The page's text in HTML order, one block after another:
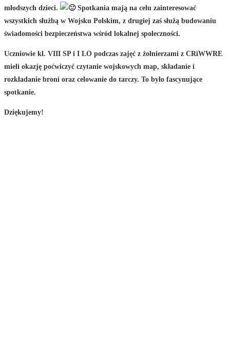
młodszych dzieci.
Spotkania mają na celu zainteresować
wszystkich służbą w Wojsku Polskim, z drugiej zaś służą budowaniu
świadomości bezpieczeństwa wśród lokalnej społeczności.
Uczniowie kl. VIII SP i I LO podczas zajęć z żołnierzami z CRiWWRE
mieli okazję poćwiczyć czytanie wojskowych map, składanie i
rozkładanie broni oraz celowanie do tarczy. To było fascynujące
spotkanie.
Dziękujemy!